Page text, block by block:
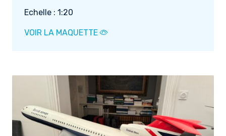
Echelle : 1:20
VOIR LA MAQUETTE